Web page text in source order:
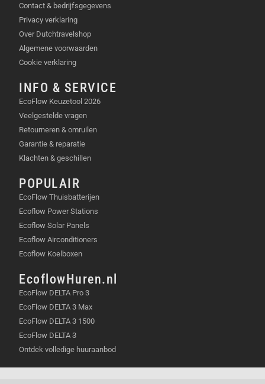
Contact & bedrijfsgegevens
Privacy verklaring
Over Dutchtravelshop
Algemene voorwaarden
Cookie verklaring
INFO & SERVICE
EcoFlow Keuzetool 2026
Veelgestelde vragen
Retourneren & omruilen
Garantie & reparatie
Klachten & geschillen
POPULAIR
EcoFlow Thuisbatterijen
Ecoflow Power Stations
Ecoflow Solar Panels
Ecoflow Airconditioners
Ecoflow Koelboxen
EcoflowHuren.nl
EcoFlow DELTA Pro 3
EcoFlow DELTA 3 Max
EcoFlow DELTA 3 1500
EcoFlow DELTA 3
Ontdek volledige huuraanbod